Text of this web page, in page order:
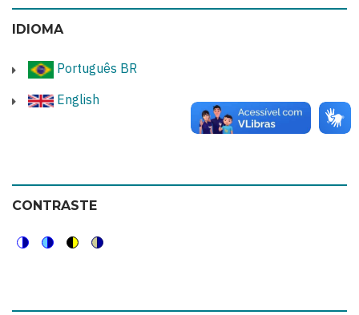
IDIOMA
Português BR
English
CONTRASTE
colorbluehighsoft